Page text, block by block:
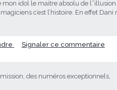
idol le maitre absolu de l”illusion
c’est l’histoire. En effet Dani
Signaler ce commentaire
des numéros exceptionnels,